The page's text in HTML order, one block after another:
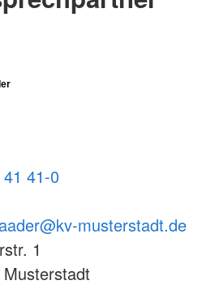
41-0
musterstadt.de
1
Musterstadt